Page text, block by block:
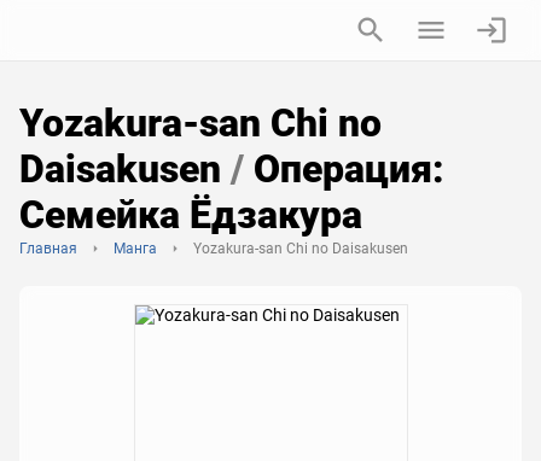
Yozakura-san Chi no
Daisakusen / Операция:
Семейка Ёдзакура
Главная Манга Yozakura-san Chi no Daisakusen